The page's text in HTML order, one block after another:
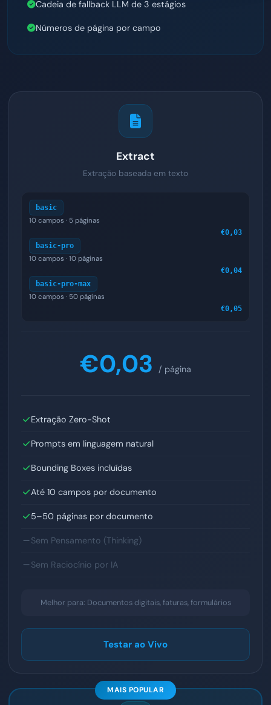
Cadeia de fallback LLM de 3 estágios
Números de página por campo
Extract
Extração baseada em texto
basic
10 campos · 5 páginas
€0,03
basic-pro
10 campos · 10 páginas
€0,04
basic-pro-max
10 campos · 50 páginas
€0,05
€0,03 / página
Extração Zero-Shot
Prompts em linguagem natural
Bounding Boxes incluídas
Até 10 campos por documento
5–50 páginas por documento
Sem Pensamento (Thinking)
Sem Raciocínio por IA
Melhor para: Documentos digitais, faturas, formulários
Testar ao Vivo
MAIS POPULAR